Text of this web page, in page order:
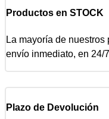
Productos en STOCK
La mayoría de
envío inmediato, en 24/
Plazo de Devolución